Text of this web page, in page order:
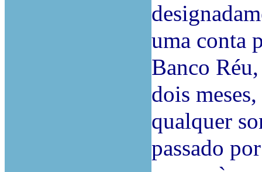
uma conta
Banco
dois
qualquer
passado